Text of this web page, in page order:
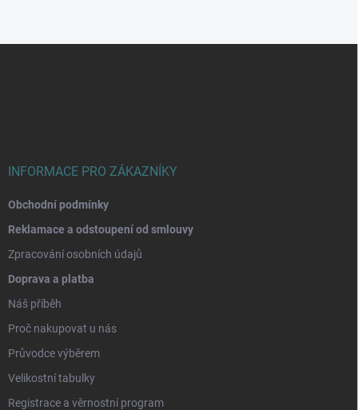
INFORMACE PRO ZÁKAZNÍKY
Obchodní podmínky
Reklamace a odstoupení od smlouvy
Zpracování osobních údajů
Doprava a platba
Náš příběh
Proč nakupovat u nás
Průvodce výběrem
Velikostní tabulky
Registrace a věrnostní program